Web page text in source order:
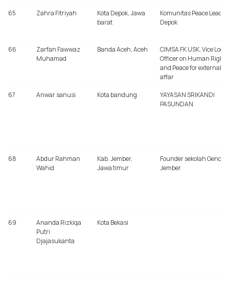
65 Zahra Fitriyah
Kota Depok, Jawa
barat
Komunitas Peace Leader
Depok
66
Zarfan Fawwaz
Muhamad
Banda Aceh, Aceh
CIMSA FK USK, Vice Local
Officer on Human Rights
and Peace for external
affar
67 Anwar sanusi Kota bandung
YAYASAN SRIKANDI
PASUNDAN
68
Abdur Rahman
Wahid
Kab. Jember,
Jawa timur
Founder sekolah Gender
Jember
69
Ananda Rizkiqa
Putri
Djajasukanta
Kota Bekasi